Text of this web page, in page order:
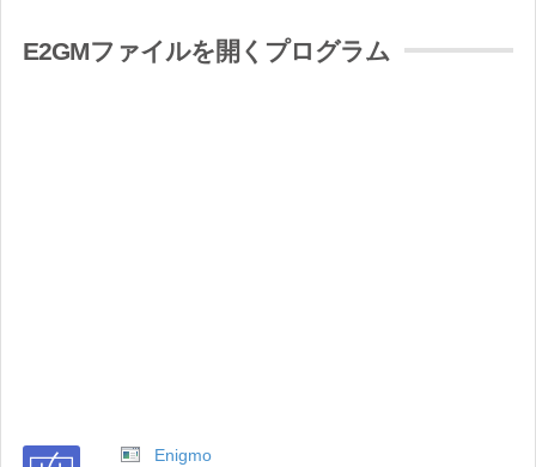
E2GMファイルを開くプログラム
Enigmo